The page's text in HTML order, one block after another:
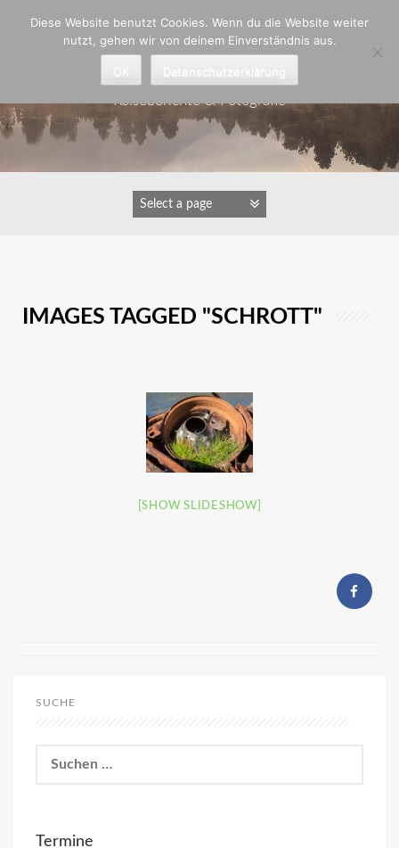
Astrid Padberg
Reiseberichte & Fotografie
IMAGES TAGGED "SCHROTT"
[SHOW SLIDESHOW]
SUCHE
nach:
Termine
Diese Website benutzt Cookies. Wenn du die Website weiter
nutzt, gehen wir von deinem Einverständnis aus.